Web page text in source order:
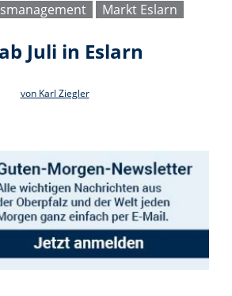
Markt Eslarn
Juli in Eslarn
von Karl Ziegler